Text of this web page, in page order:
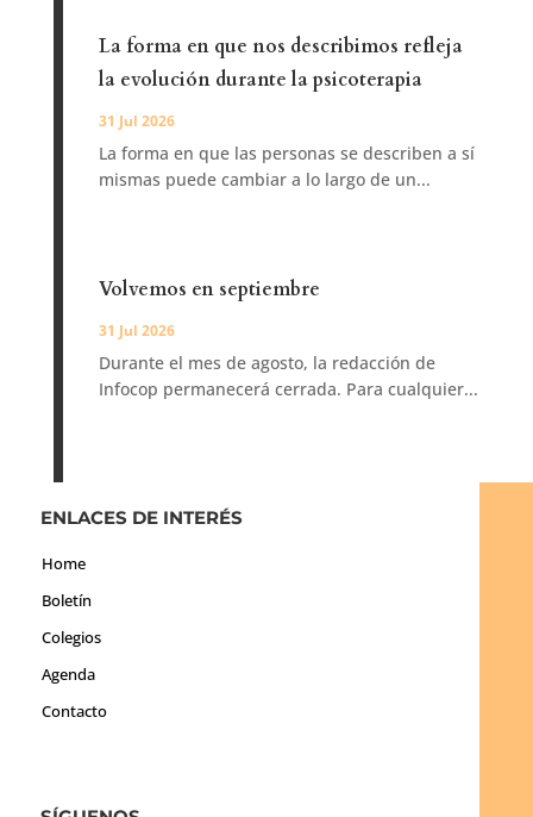
La forma en que nos describimos refleja
la evolución durante la psicoterapia
31 Jul 2026
La forma en que las personas se describen a sí
mismas puede cambiar a lo largo de un...
Volvemos en septiembre
31 Jul 2026
Durante el mes de agosto, la redacción de
Infocop permanecerá cerrada. Para cualquier...
ENLACES DE INTERÉS
Home
Boletín
Colegios
Agenda
Contacto